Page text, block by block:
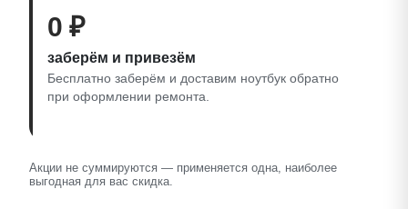
0 ₽
заберём и привезём
Бесплатно заберём и доставим ноутбук обратно
при оформлении ремонта.
Акции не суммируются — применяется одна, наиболее
выгодная для вас скидка.